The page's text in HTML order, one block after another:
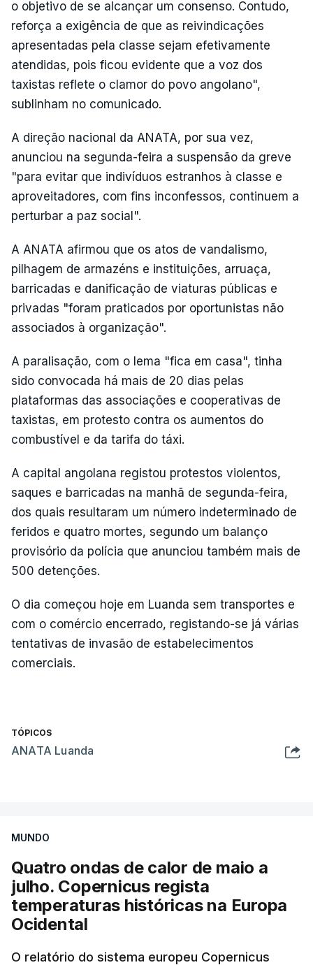
o objetivo de se alcançar um consenso. Contudo,
reforça a exigência de que as reivindicações
apresentadas pela classe sejam efetivamente
atendidas, pois ficou evidente que a voz dos
taxistas reflete o clamor do povo angolano",
sublinham no comunicado.
A direção nacional da ANATA, por sua vez,
anunciou na segunda-feira a suspensão da greve
"para evitar que indivíduos estranhos à classe e
aproveitadores, com fins inconfessos, continuem a
perturbar a paz social".
A ANATA afirmou que os atos de vandalismo,
pilhagem de armazéns e instituições, arruaça,
barricadas e danificação de viaturas públicas e
privadas "foram praticados por oportunistas não
associados à organização".
A paralisação, com o lema "fica em casa", tinha
sido convocada há mais de 20 dias pelas
plataformas das associações e cooperativas de
taxistas, em protesto contra os aumentos do
combustível e da tarifa do táxi.
A capital angolana registou protestos violentos,
saques e barricadas na manhã de segunda-feira,
dos quais resultaram um número indeterminado de
feridos e quatro mortes, segundo um balanço
provisório da polícia que anunciou também mais de
500 detenções.
O dia começou hoje em Luanda sem transportes e
com o comércio encerrado, registando-se já várias
tentativas de invasão de estabelecimentos
comerciais.
TÓPICOS
ANATA Luanda
MUNDO
Quatro ondas de calor de maio a
julho. Copernicus regista
temperaturas históricas na Europa
Ocidental
O relatório do sistema europeu Copernicus